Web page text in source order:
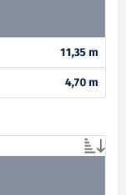
11,35 m
4,70 m